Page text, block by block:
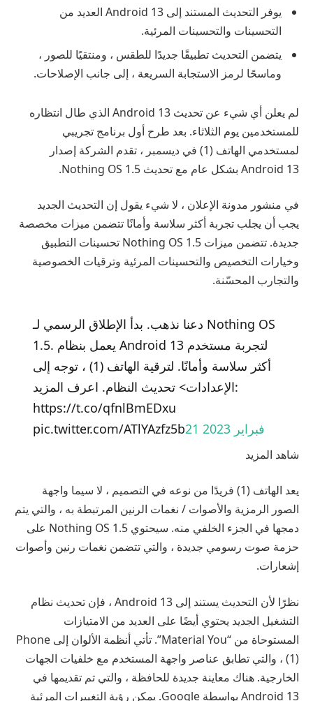
يوفر التحديث المستند إلى Android 13 العديد من
التحسينات والتحسينات المرئية.
يتضمن التحديث تطبيقًا جديدًا للطقس ، ومنتقيًا للصور ،
وماسحًا لرمز الاستجابة السريعة ، إلى جانب الإصلاحات.
لم يعلن أي شيء عن تحديث Android 13 الذي طال انتظاره
للمستخدمين يوم الثلاثاء. بعد طرح أول برنامج تجريبي
لمستخدمي الهاتف (1) في ديسمبر ، تقدم الشركة إصدار
Android 13 بشكل عام مع تحديث Nothing OS 1.5.
في منشور مدونة الإعلان ، لا شيء يقول إن التحديث الجديد
يجب أن يجلب تجربة أكثر سلاسة وأمانًا تتضمن ميزات مخصصة
جديدة. تتضمن ميزات Nothing OS 1.5 تحسينات التطبيق
وخيارات التخصيص والتحسينات المرئية وترقيات الخصوصية
والتجارب المحسّنة.
دعنا نذهب. بدأ الإطلاق الرسمي لـ Nothing OS
1.5. يعمل بنظام Android 13 لتجربة مستخدم
أكثر سلاسة وأمانًا. لترقية الهاتف (1) ، توجه إلى
الإعدادات> تحديث النظام. اعرف المزيد:
https://t.co/qfnlBmEDxu
pic.twitter.com/ATlYAzfz5b
21 فبراير 2023
شاهد المزيد
يعد الهاتف (1) فريدًا من نوعه في التصميم ، لا سيما واجهة
الصور الرمزية والأصوات / نغمات الرنين المرتبطة به ، والتي يتم
دمجها في الجزء الخلفي منه. سيحتوي Nothing OS 1.5 على
حزمة صوت رسومي جديدة ، والتي تتضمن نغمات رنين وأصوات
إشعارات.
نظرًا لأن التحديث يستند إلى Android 13 ، فإن تحديث نظام
التشغيل الجديد يحتوي أيضًا على العديد من الامتيازات
المستوحاة من “Material You”. تأتي أنظمة الألوان إلى Phone
(1) ، والتي تطابق عناصر واجهة المستخدم مع خلفيات الجهات
الخارجية. هناك معاينة جديدة للحافظة ، والتي تم تقديمها في
Android 13 بواسطة Google. يمكن رؤية التغييرات المرئية